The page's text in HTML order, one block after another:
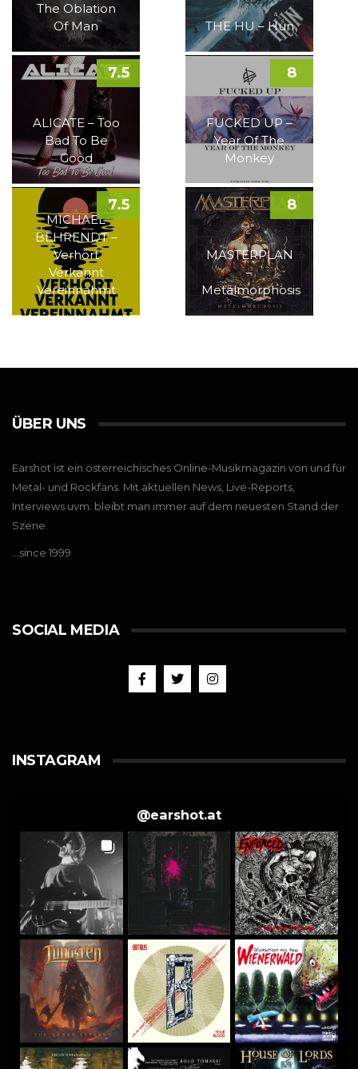
The Oblation
Of Man
THE HU – Hun
ALICATE – Too
Bad To Be
Good
7.5
FUCKED UP –
Year Of The
Monkey
8
MICHAEL
BEHRENDT –
Verhört
Verkannt
Vereinnahmt
7.5
MASTERPLAN
–
Metalmorphosis
8
ÜBER UNS
Earshot ist ein österreichisches Online-Musikmagazin von und für
Metal- und Rockfans. Mit aktuellen News, Live-Reports,
Interviews uvm. bleibt man immer auf dem neuesten Stand der
Szene.
…since 1999
SOCIAL MEDIA
INSTAGRAM
@earshot.at